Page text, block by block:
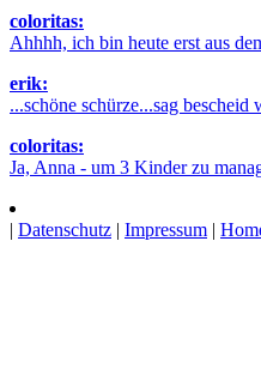
coloritas:
Ahhhh, ich bin heute erst aus
erik:
...schöne schürze...sag
coloritas:
Ja, Anna - um 3 Kinder zu
| Datenschutz | Impressum |